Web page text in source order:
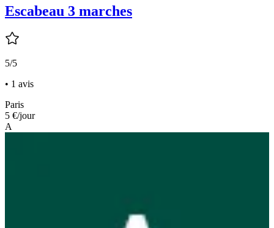
Escabeau 3 marches
5/5
• 1 avis
Paris
5 €/jour
A